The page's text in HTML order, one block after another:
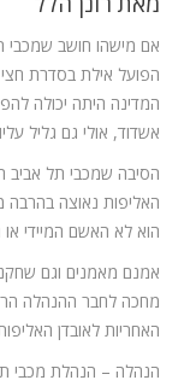
אם מישהו חושב
הפועל אילת בסדרת
המדינה היתה יכולה
אשדוד, אולי גם גליל
האליפות נאוצה בהרבה
הוא לא האשם המיידי
אמנם מאמנים וגם
מחכה לחבר ההנהלה
האחריות לאובדן
הנהלה – הנהלת מכבי